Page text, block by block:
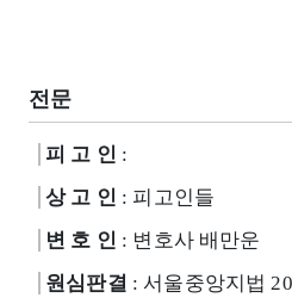
전문
피 고 인 :
상 고 인 : 피고인들
변 호 인 : 변호사 배만운
원심판결 : 서울중앙지법